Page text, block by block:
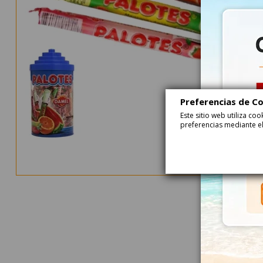
Preferencias de
Este sitio web utiliza
preferencias mediante